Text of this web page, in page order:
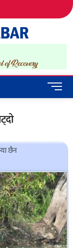
IN NEPAL
M
e
u
o
n
छैन